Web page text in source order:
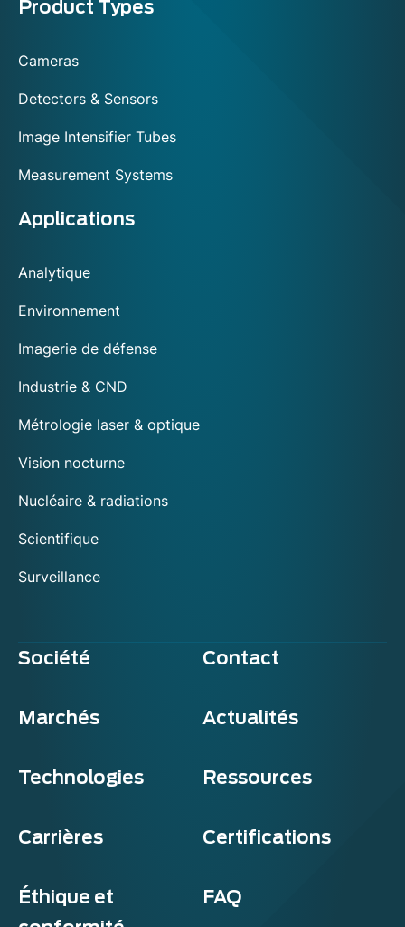
Menu
Product Types
Cameras
Detectors & Sensors
Image Intensifier Tubes
Measurement Systems
Applications
Analytique
Environnement
Imagerie de défense
Industrie & CND
Métrologie laser & optique
Vision nocturne
Nucléaire & radiations
Scientifique
Surveillance
Société Contact
Marchés Actualités
Technologies Ressources
Carrières Certifications
Éthique et
FAQ